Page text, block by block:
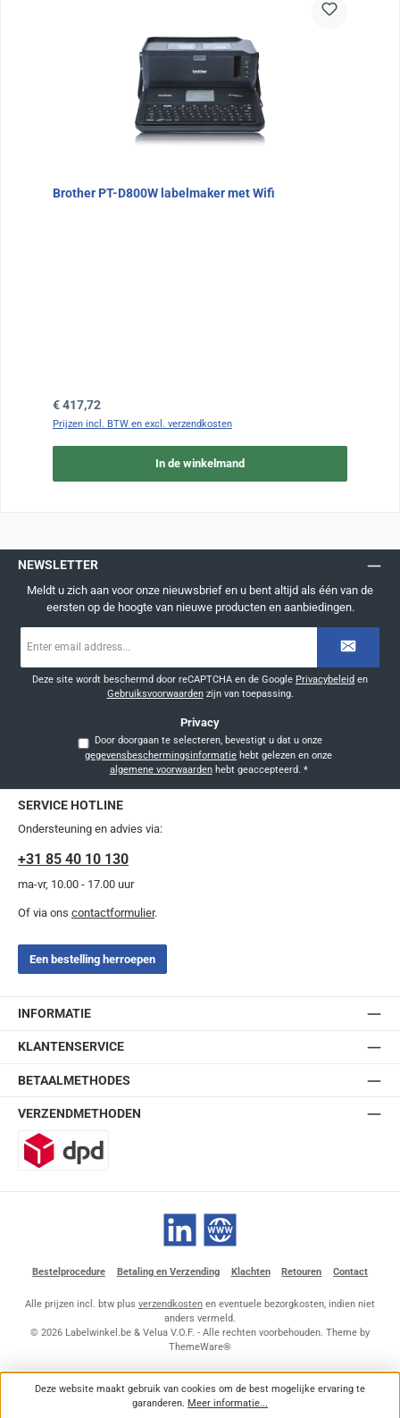
Brother PT-D800W labelmaker met Wifi
Normale prijs:
€ 417,72
Prijzen incl. BTW en excl. verzendkosten
In de winkelmand
NEWSLETTER
Meldt u zich aan voor onze nieuwsbrief en u bent altijd als één van de
eersten op de hoogte van nieuwe producten en aanbiedingen.
mailadres
Deze site wordt beschermd door reCAPTCHA en de Google Privacybeleid en
Gebruiksvoorwaardenzijn van toepassing.
Privacy
Door doorgaan te selecteren, bevestigt u dat u onze
gegevensbeschermingsinformatie
algemene voorwaardenhebt geaccepteerd. *
SERVICE HOTLINE
Ondersteuning en advies via:
+31 85 40 10 130
ma-vr, 10.00 - 17.00 uur
Of via ons contactformulier.
Een bestelling herroepen
INFORMATIE
KLANTENSERVICE
BETAALMETHODES
VERZENDMETHODEN
LinkedIn Website
Bestelprocedure Betaling en Verzending Klachten Retouren Contact
Alle prijzen incl. btw plus verzendkosten en eventuele bezorgkosten, indien niet
anders vermeld.
© 2026 Labelwinkel.be & Velua V.O.F. - Alle rechten voorbehouden. Theme by
ThemeWare®
Deze website maakt gebruik van cookies om de best mogelijke ervaring te
garanderen. Meer informatie...